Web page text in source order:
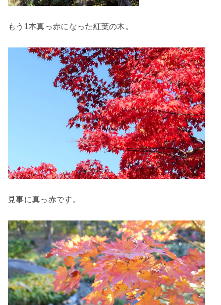
もう1本真っ赤になった紅葉の木。
見事に真っ赤です。